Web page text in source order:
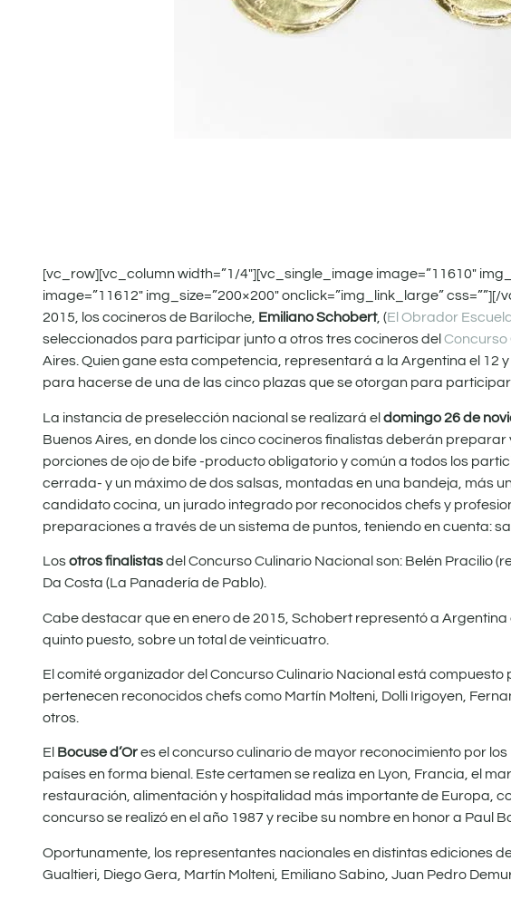
[vc_row][vc_column width=”1/4″][vc_single_image image=”11610″
image=”11612″ img_size=”200×200″ onclick=”img_link_large”
2015, los cocineros de Bariloche, Emiliano Schobert, (El Obrador
seleccionados para participar junto a otros tres cocineros del Concurso
Aires. Quien gane esta competencia, representará a la Argentina el 12 y
para hacerse de una de las cinco plazas que se otorgan para participar
La instancia de preselección nacional se realizará el domingo 26 de
Buenos Aires, en donde los cinco cocineros finalistas deberán
porciones de ojo de bife -producto obligatorio y común a todos los
cerrada- y un máximo de dos salsas, montadas en una bandeja, más
candidato cocina, un jurado integrado por reconocidos chefs y
preparaciones a través de un sistema de puntos, teniendo en cuenta:
Losotros finalistasdel Concurso Culinario Nacional son: Belén Pracilio
Da Costa (La Panadería de Pablo).
Cabe destacar que en enero de 2015, Schobert representó a
quinto puesto, sobre un total de veinticuatro.
El comité organizador del Concurso Culinario Nacional está compuesto
pertenecen reconocidos chefs como Martín Molteni, Dolli Irigoyen,
otros.
El Bocuse d’Ores el concurso culinario de mayor reconocimiento por
países en forma bienal. Este certamen se realiza en Lyon, Francia, el
restauración, alimentación y hospitalidad más importante de Europa,
concurso se realizó en el año 1987 y recibe su nombre en honor a Paul
Oportunamente, los representantes nacionales en distintas ediciones
Gualtieri, Diego Gera, Martín Molteni, Emiliano Sabino, Juan Pedro